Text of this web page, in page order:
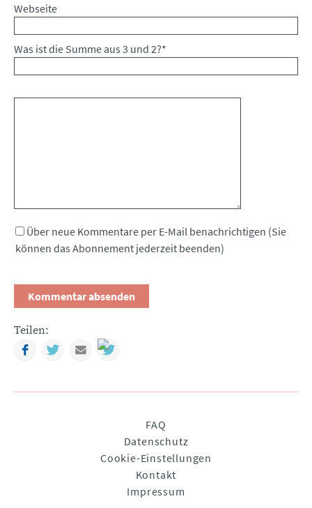
Webseite
Was ist die Summe aus 3 und 2?*
Über neue Kommentare per E-Mail benachrichtigen (Sie
können das Abonnement jederzeit beenden)
Teilen:
FacebookTwitterMail
FAQ
Datenschutz
Cookie-Einstellungen
Kontakt
Impressum